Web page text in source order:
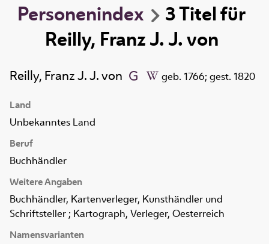
Personenindex 3Titelfür
Reilly, Franz J. J. von
Reilly, Franz J. J. von geb. 1766; gest. 1820
Land
Unbekanntes Land
Beruf
Buchhändler
Weitere Angaben
Buchhändler, Kartenverleger, Kunsthändler und
Schriftsteller ; Kartograph, Verleger, Oesterreich
Namensvarianten